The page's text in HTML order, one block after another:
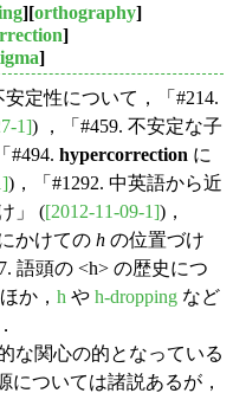
][orthography]
]
]
定性について，「#214.
1]) ，「#459. 不安定な子
#494. hypercorrection に
)，「#1292. 中英語から近
」 ([2012-11-09-1])，
かけての h の位置づけ
語頭の <h> の歴史につ
か， h や h-dropping など
な関心の的となっている
については諸説あるが，